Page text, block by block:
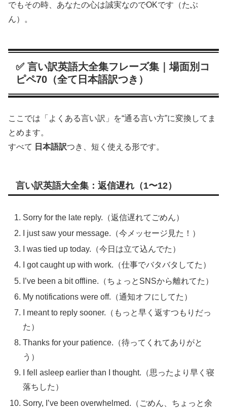
でもその時、あなたの心は誠実なのでOKです（たぶ
ん）。
✅ 言い訳英語大全集フレーズ集｜場面別コ
ピペ70（全て日本語訳つき）
ここでは「よくある言い訳」を“通る言い方”に変換してま
とめます。
すべて 日本語訳つき、短く使える形です。
言い訳英語大全集：返信遅れ（1〜12）
Sorry for the late reply.（返信遅れてごめん）
I just saw your message.（今メッセージ見た！）
I was tied up today.（今日は立て込んでた）
I got caught up with work.（仕事でバタバタしてた）
I’ve been a bit offline.（ちょっとSNSから離れてた）
My notifications were off.（通知オフにしてた）
I meant to reply sooner.（もっと早く返すつもりだっ
た）
Thanks for your patience.（待ってくれてありがと
う）
I fell asleep earlier than I thought.（思ったより早く寝
落ちした）
Sorry, I’ve been overwhelmed.（ごめん、ちょっと余